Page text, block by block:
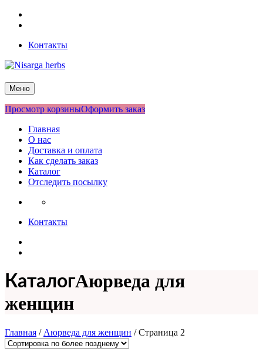
Перейти
Контакты
Nisarga herbs
Меню
Просмотр корзиныОформить заказ
Главная
О нас
Доставка и оплата
Как сделать заказ
Каталог
Отследить посылку
Контакты
КаталогАюрведа для
женщин
Главная / Аюрведа для женщин / Страница 2